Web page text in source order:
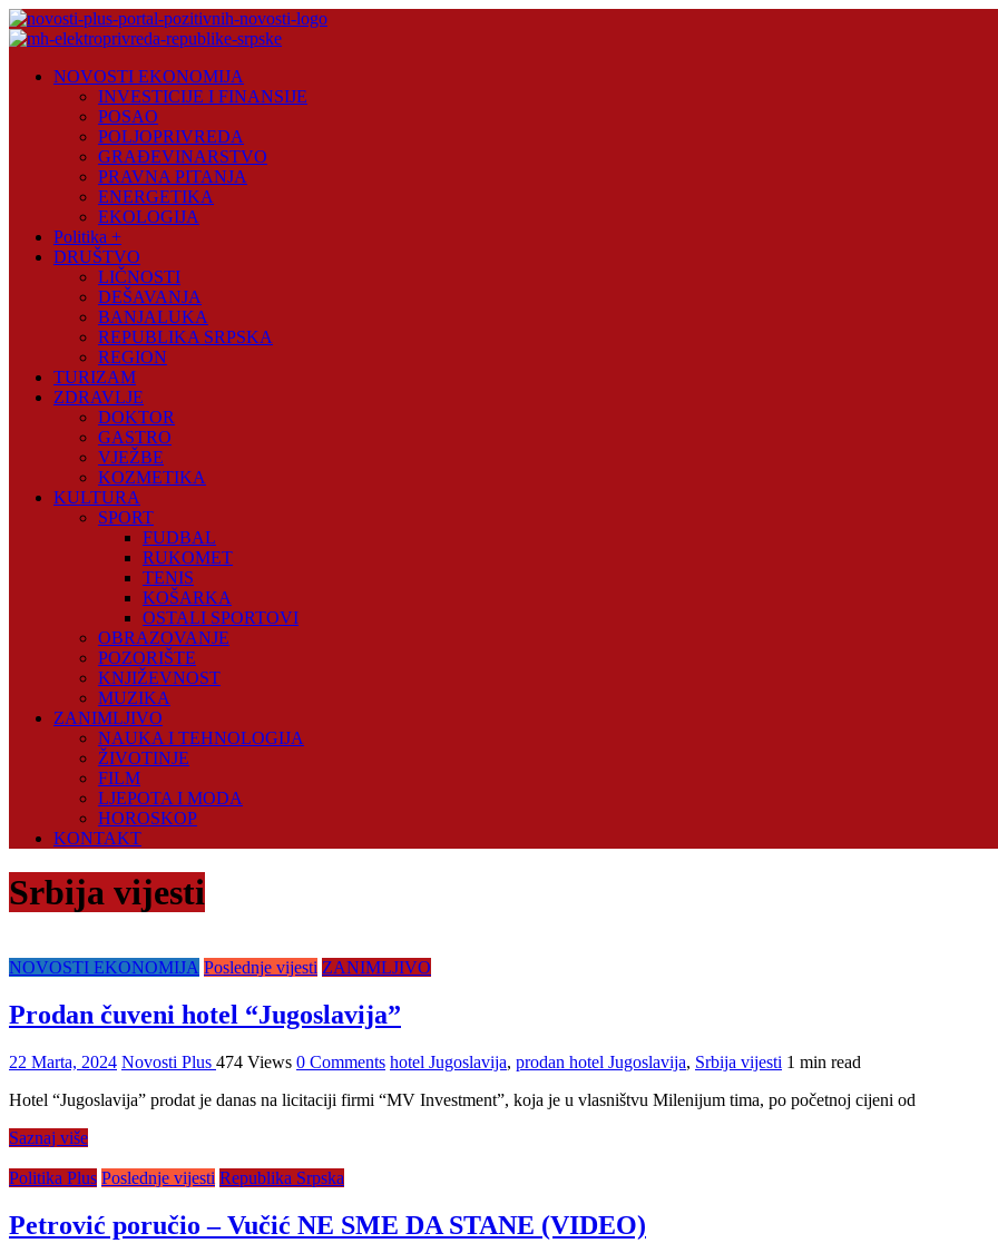
Skip
to
Plus
NOVOSTI EKONOMIJA
INVESTICIJE I FINANSIJE
POSAO
POLJOPRIVREDA
GRAĐEVINARSTVO
PRAVNA PITANJA
ENERGETIKA
EKOLOGIJA
Politika +
DRUŠTVO
LIČNOSTI
DEŠAVANJA
BANJALUKA
REPUBLIKA SRPSKA
REGION
TURIZAM
ZDRAVLJE
DOKTOR
GASTRO
VJEŽBE
KOZMETIKA
KULTURA
SPORT
FUDBAL
RUKOMET
TENIS
KOŠARKA
OSTALI SPORTOVI
OBRAZOVANJE
POZORIŠTE
KNJIŽEVNOST
MUZIKA
ZANIMLJIVO
NAUKA I TEHNOLOGIJA
ŽIVOTINJE
FILM
LJEPOTA I MODA
HOROSKOP
KONTAKT
Srbija vijesti
NOVOSTI EKONOMIJA Poslednje vijesti ZANIMLJIVO
Prodan čuveni hotel “Jugoslavija”
22 Marta, 2024 Novosti Plus 474 Views 0 Comments hotel Jugoslavija, prodan hotel Jugoslavija, Srbija vijesti 1 min read
Hotel “Jugoslavija” prodat je danas na licitaciji firmi “MV Investment”, koja je u vlasništvu Milenijum tima, po početnoj cijeni od
Saznaj više
Politika Plus Poslednje vijesti Republika Srpska
Petrović poručio – Vučić NE SME DA STANE (VIDEO)